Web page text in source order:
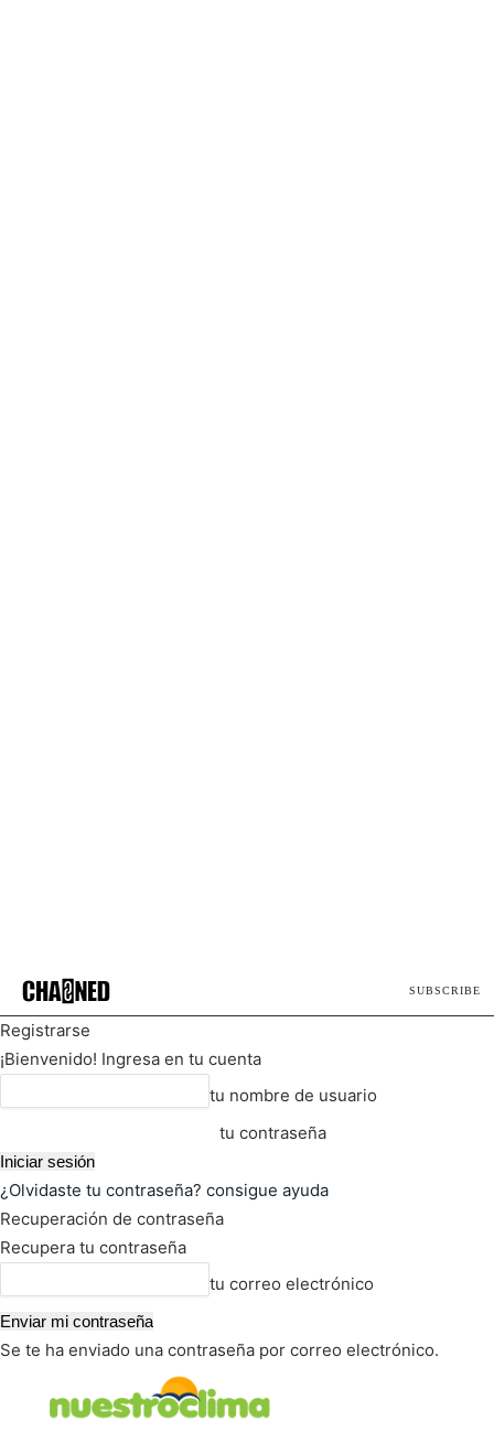
SUBSCRIBE
Registrarse
¡Bienvenido! Ingresa en tu cuenta
tu nombre de usuario
tu contraseña
¿Olvidaste tu contraseña? consigue ayuda
Recuperación de contraseña
Recupera tu contraseña
tu correo electrónico
Se te ha enviado una contraseña por correo electrónico.